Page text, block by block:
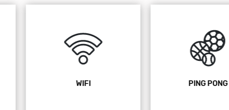
PING PONG